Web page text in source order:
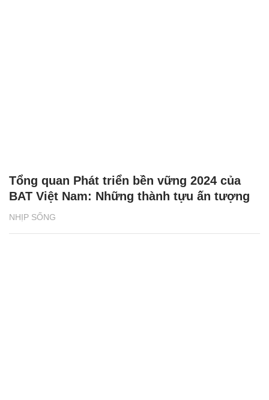
NHỊP SỐNG
Tổng quan Phát triển bền vững 2024 của
BAT Việt Nam: Những thành tựu ấn tượng